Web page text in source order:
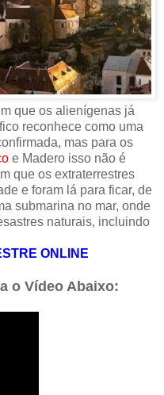
que os alienígenas já
reconhece como uma
mas para os
e Madero isso não é
que os extraterrestres
e foram lá para ficar, de
submarina no mar, onde
naturais, incluindo
ONLINE
o Vídeo Abaixo: